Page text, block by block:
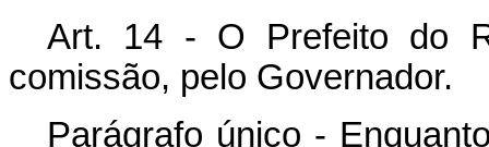
Art. 14 - O Prefeito do
comissão, pelo Governador.
Parágrafo único -